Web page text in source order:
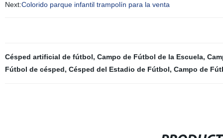
Next:Colorido parque infantil trampolín para la venta
Césped artificial de fútbol, Campo de Fútbol de la Escuela,
Fútbol de césped, Césped del Estadio de Fútbol, Campo de